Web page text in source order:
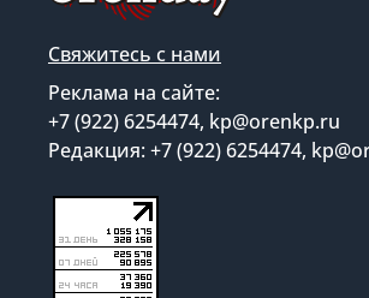
Свяжитесь с нами
Реклама на сайте:
+7 (922) 6254474, kp@orenkp.ru
Редакция: +7 (922) 6254474,